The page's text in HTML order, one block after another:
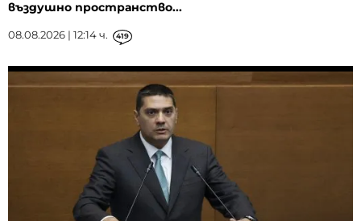
въздушно пространство...
08.08.2026 | 12:14 ч. 419